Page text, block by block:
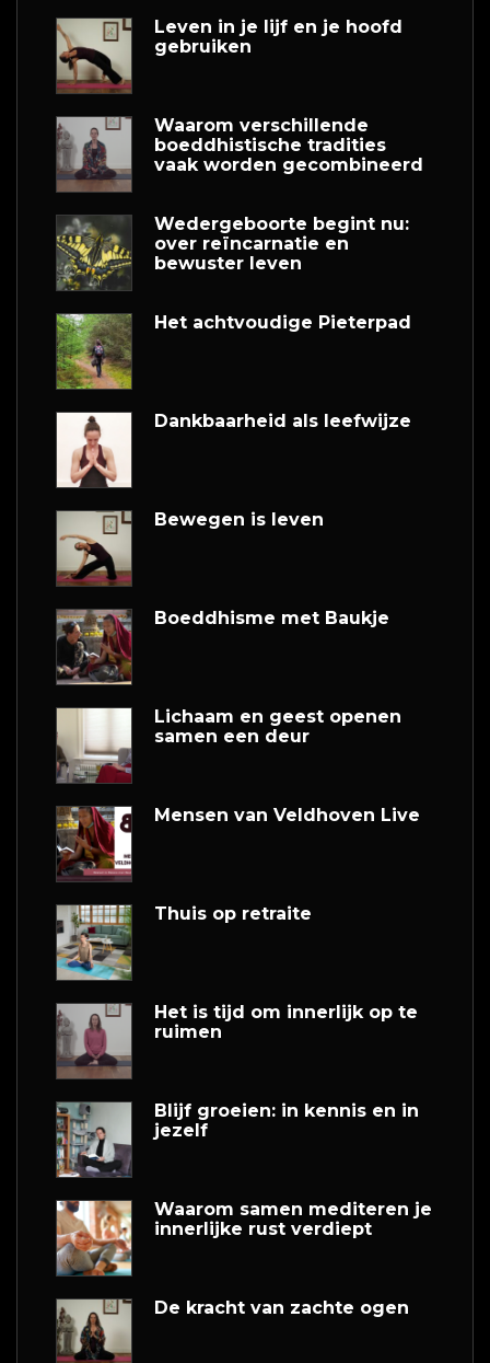
Leven in je lijf en je hoofd
gebruiken
Waarom verschillende
boeddhistische tradities
vaak worden gecombineerd
Wedergeboorte begint nu:
over reïncarnatie en
bewuster leven
Het achtvoudige Pieterpad
Dankbaarheid als leefwijze
Bewegen is leven
Boeddhisme met Baukje
Lichaam en geest openen
samen een deur
Mensen van Veldhoven Live
Thuis op retraite
Het is tijd om innerlijk op te
ruimen
Blijf groeien: in kennis en in
jezelf
Waarom samen mediteren je
innerlijke rust verdiept
De kracht van zachte ogen